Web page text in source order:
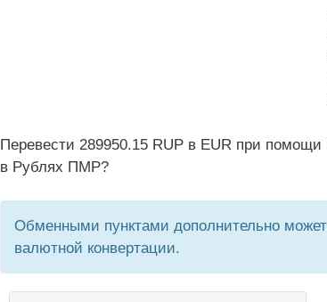
Перевести 289950.15 RUP в EUR при помощи
в Рублях ПМР?
Обменными пунктами дополнительно
валютной конвертации.